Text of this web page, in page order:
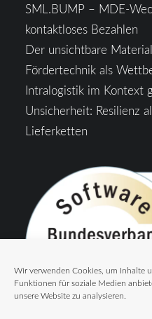
Wir verwenden Cookies, um Inhalte
Funktionen für soziale Medien
unsere Website zu analysieren.
SML.BUMP – MDE-
kontaktloses Bezahlen
Der unsichtbare
Fördertechnik als
Intralogistik im Kontext
Unsicherheit: Resilienz
Lieferketten